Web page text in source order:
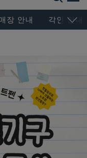
2004
장 안내 각인 안내